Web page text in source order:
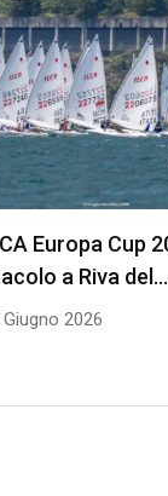
Europa Cup
a Riva del…
Giugno 2026